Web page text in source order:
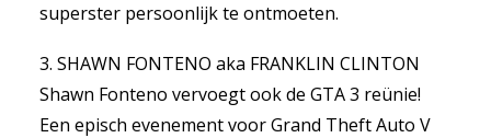
superster persoonlijk te ontmoeten.
3. SHAWN FONTENO aka FRANKLIN CLINTON
Shawn Fonteno vervoegt ook de GTA 3 reünie!
Een episch evenement voor Grand Theft Auto V